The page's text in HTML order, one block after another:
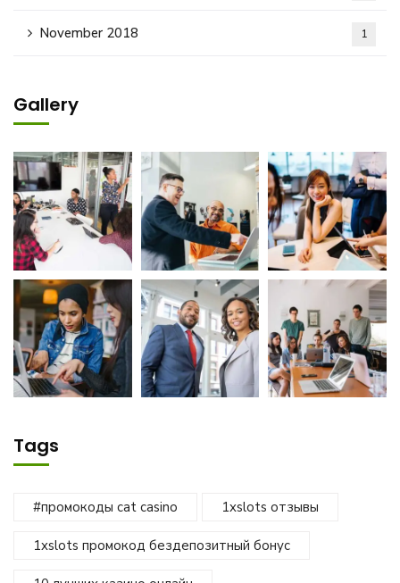
November 2018 1
Gallery
Tags
#промокоды cat casino 1xslots отзывы
1xslots промокод бездепозитный бонус